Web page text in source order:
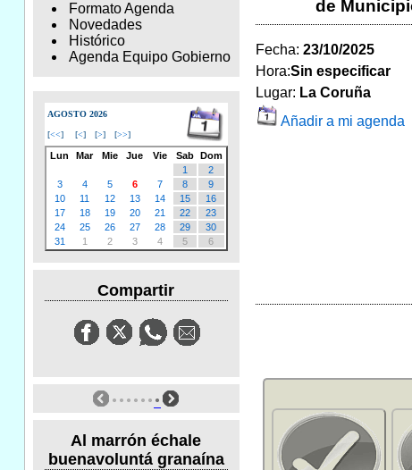
Formato Agenda
Novedades
Histórico
Agenda Equipo Gobierno
AGOSTO 2026
[<<] [<] [>] [>>]
Lun Mar Mie Jue Vie Sab
Dom
1
2
3
4 5 6 7 8
9
10
11 12 13 14 15
16
17
18 19 20 21 22
23
24
25 26 27 28 29
30
31
1 2 3 4 5 6
Compartir
Al marrón échale
buenavoluntá granaína
de
Fecha: 23/10/2025
Hora:Sin especificar
Lugar: La Coruña
Añadir a mi agenda